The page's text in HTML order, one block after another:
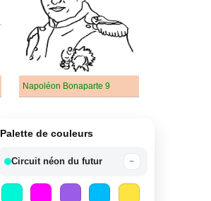
Napoléon Bonaparte 9
Palette de couleurs
Circuit néon du futur −